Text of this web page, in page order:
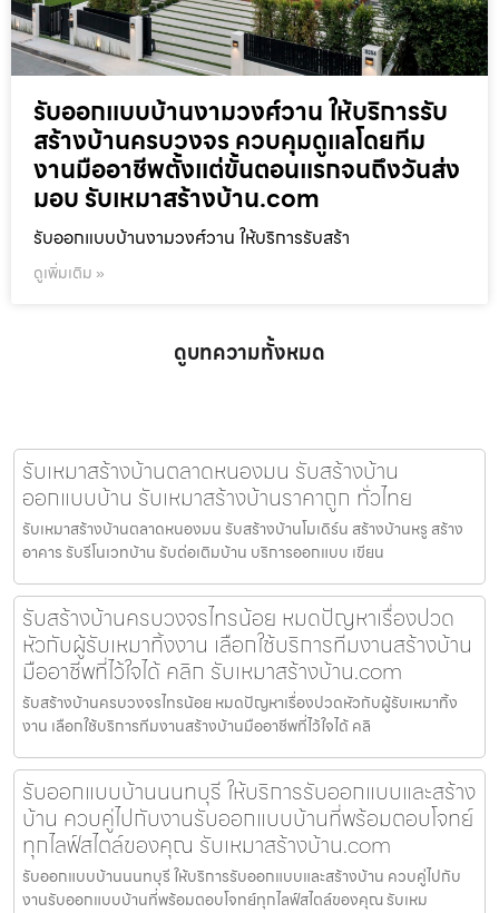
รับออกแบบบ้านงามวงศ์วาน ให้บริการรับ
สร้างบ้านครบวงจร ควบคุมดูแลโดยทีม
งานมืออาชีพตั้งแต่ขั้นตอนแรกจนถึงวันส่ง
มอบ รับเหมาสร้างบ้าน.com
รับออกแบบบ้านงามวงศ์วาน ให้บริการรับสร้า
ดูเพิ่มเติม »
ดูบทความทั้งหมด
รับเหมาสร้างบ้านตลาดหนองมน รับสร้างบ้าน
ออกแบบบ้าน รับเหมาสร้างบ้านราคาถูก ทั่วไทย
รับเหมาสร้างบ้านตลาดหนองมน รับสร้างบ้านโมเดิร์น สร้างบ้านหรู สร้าง
อาคาร รับรีโนเวทบ้าน รับต่อเติมบ้าน บริการออกแบบ เขียน
รับสร้างบ้านครบวงจรไทรน้อย หมดปัญหาเรื่องปวด
หัวกับผู้รับเหมาทิ้งงาน เลือกใช้บริการทีมงานสร้างบ้าน
มืออาชีพที่ไว้ใจได้ คลิก รับเหมาสร้างบ้าน.com
รับสร้างบ้านครบวงจรไทรน้อย หมดปัญหาเรื่องปวดหัวกับผู้รับเหมาทิ้ง
งาน เลือกใช้บริการทีมงานสร้างบ้านมืออาชีพที่ไว้ใจได้ คลิ
รับออกแบบบ้านนนทบุรี ให้บริการรับออกแบบและสร้าง
บ้าน ควบคู่ไปกับงานรับออกแบบบ้านที่พร้อมตอบโจทย์
ทุกไลฟ์สไตล์ของคุณ รับเหมาสร้างบ้าน.com
รับออกแบบบ้านนนทบุรี ให้บริการรับออกแบบและสร้างบ้าน ควบคู่ไปกับ
งานรับออกแบบบ้านที่พร้อมตอบโจทย์ทุกไลฟ์สไตล์ของคุณ รับเหม